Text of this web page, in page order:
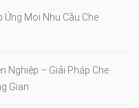
Ứng Mọi Nhu Cầu Che
Nghiệp – Giải Pháp Che
Gian